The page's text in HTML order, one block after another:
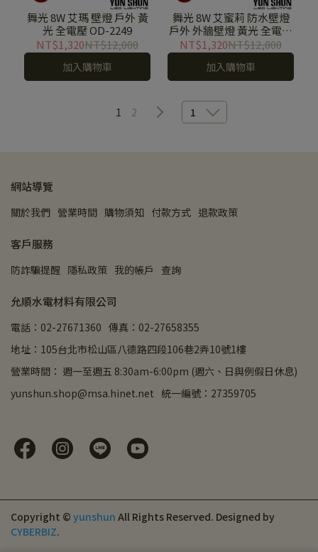
舞光 8W 艾瑪 壁燈 戶外 黃
光 全電壓 OD-2249
NT$1,320NT$12,000
加入購物車
舞光 8W 艾蜜莉 防水壁燈
戶外 外牆壁燈 黃光 全電壓
OD-2263
NT$1,320NT$12,000
加入購物車
1 2 1
網站導覽
關於我們 營業時間 購物須知 付款方式 退款政策
客戶服務
防詐騙提醒 隱私政策 我的帳戶 查詢
允順水電材料有限公司
電話：02-27671360 傳真：02-27658355
地址：105台北市松山區八德路四段106巷2弄10號1樓
營業時間： 週一至週五 8:30am-6:00pm (週六、日與例假日休息)
yunshun.shop@msa.hinet.net 統一編號：27359705
Copyright © yunshun All Rights Reserved. Designed by
CYBERBIZ.